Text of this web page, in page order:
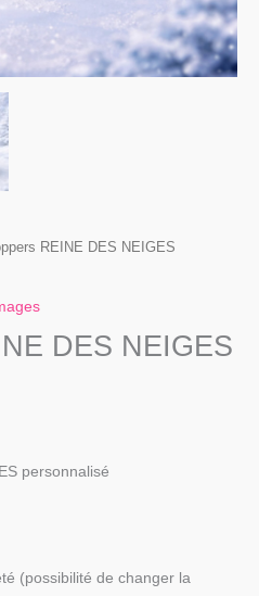
REINE DES NEIGES
DES NEIGES
personnalisé
(possibilité de changer la